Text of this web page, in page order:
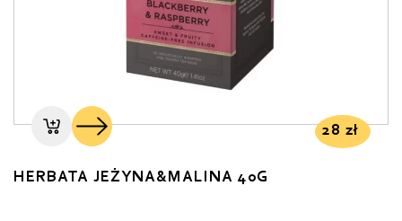
28 zł
HERBATA JEŻYNA&MALINA 40G